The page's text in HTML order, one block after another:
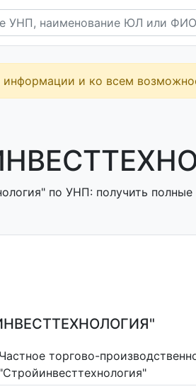
информации и ко всем
по УНП: получить полные
Частное торгово-
"Стройинвесттехнология"